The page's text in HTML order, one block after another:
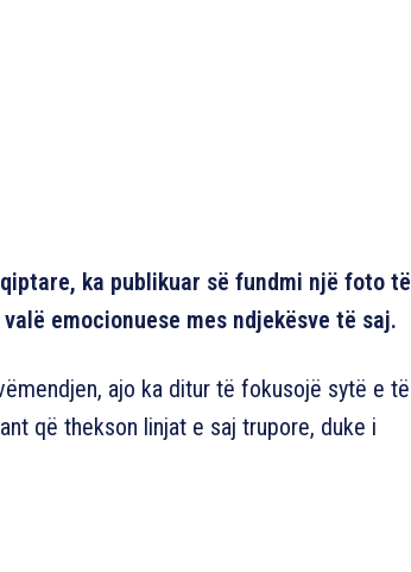
ka publikuar së fundmi një foto të
emocionuese mes ndjekësve të saj.
ajo ka ditur të fokusojë sytë e të
që thekson linjat e saj trupore, duke i